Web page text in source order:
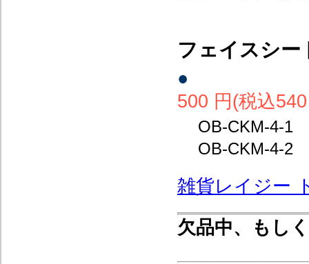
フェイスシー
●
500 円(税込
OB-CKM-4-1
OB-CKM-4-2
雑貨レイジー
欠品中、もし